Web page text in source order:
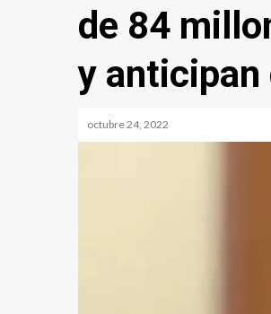
de 84
y anticipan
octubre 24, 2022